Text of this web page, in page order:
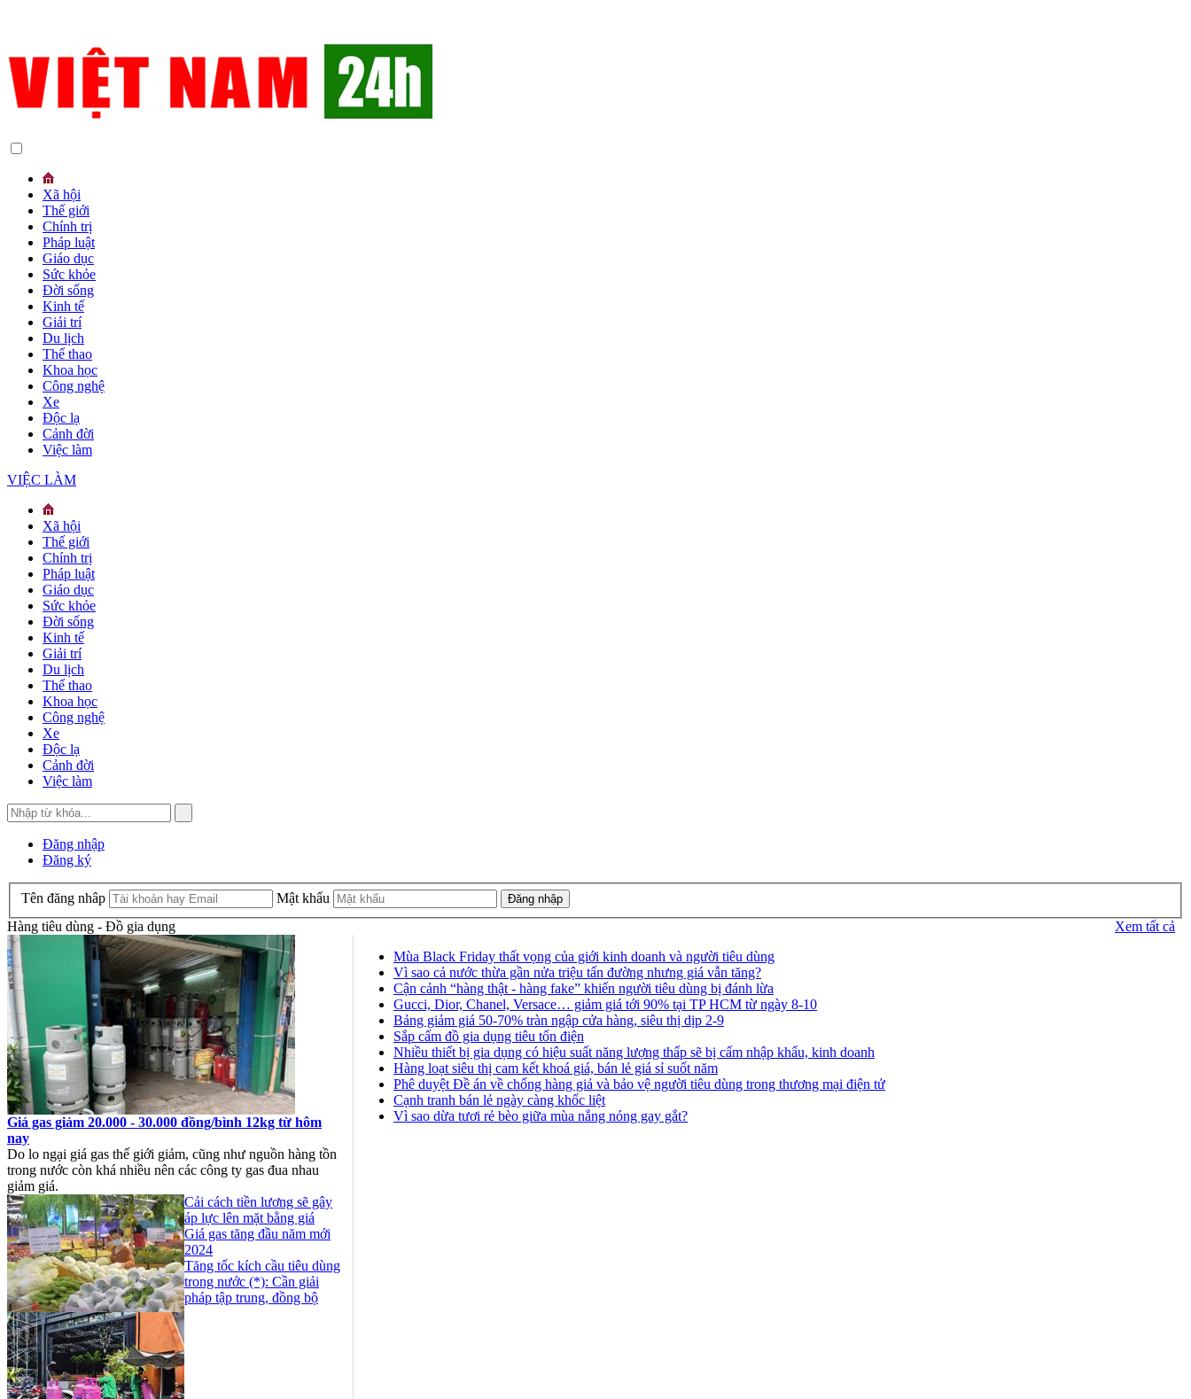
Xã hội
Thế giới
Chính trị
Pháp luật
Giáo dục
Sức khỏe
Đời sống
Kinh tế
Giải trí
Du lịch
Thể thao
Khoa học
Công nghệ
Xe
Độc lạ
Cảnh đời
Việc làm
VIỆC LÀM
Xã hội
Thế giới
Chính trị
Pháp luật
Giáo dục
Sức khỏe
Đời sống
Kinh tế
Giải trí
Du lịch
Thể thao
Khoa học
Công nghệ
Xe
Độc lạ
Cảnh đời
Việc làm
Đăng nhập
Đăng ký
Tên đăng nhâp
Mật khẩu
Hàng tiêu dùng - Đồ gia dụng
Xem tất cả
Giá gas giảm 20.000 - 30.000 đồng/bình 12kg từ hôm
nay
Do lo ngại giá gas thế giới giảm, cũng như nguồn hàng tồn
trong nước còn khá nhiều nên các công ty gas đua nhau
giảm giá.
Cải cách tiền lương sẽ gây
áp lực lên mặt bằng giá
Giá gas tăng đầu năm mới
2024
Tăng tốc kích cầu tiêu dùng
trong nước (*): Cần giải
pháp tập trung, đồng bộ
Mùa Black Friday thất vọng của giới kinh doanh và người tiêu dùng
Vì sao cả nước thừa gần nửa triệu tấn đường nhưng giá vẫn tăng?
Cận cảnh “hàng thật - hàng fake” khiến người tiêu dùng bị đánh lừa
Gucci, Dior, Chanel, Versace… giảm giá tới 90% tại TP HCM từ ngày 8-10
Bảng giảm giá 50-70% tràn ngập cửa hàng, siêu thị dịp 2-9
Sắp cấm đồ gia dụng tiêu tốn điện
Nhiều thiết bị gia dụng có hiệu suất năng lượng thấp sẽ bị cấm nhập khẩu, kinh doanh
Hàng loạt siêu thị cam kết khoá giá, bán lẻ giá sỉ suốt năm
Phê duyệt Đề án về chống hàng giả và bảo vệ người tiêu dùng trong thương mại điện tử
Cạnh tranh bán lẻ ngày càng khốc liệt
Vì sao dừa tươi rẻ bèo giữa mùa nắng nóng gay gắt?